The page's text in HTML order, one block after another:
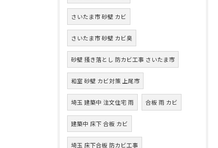
さいたま市 砂壁 カビ
さいたま市 砂壁 カビ臭
砂壁 掻き落とし 防カビ工事 さいたま市
和室 砂壁 カビ対策 上尾市
埼玉 建築中 注文住宅 雨 合板 雨 カビ
建築中 床下 合板 カビ
埼玉 床下合板 防カビ工事